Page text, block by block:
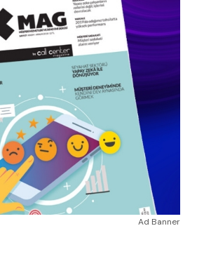
Ad Banner